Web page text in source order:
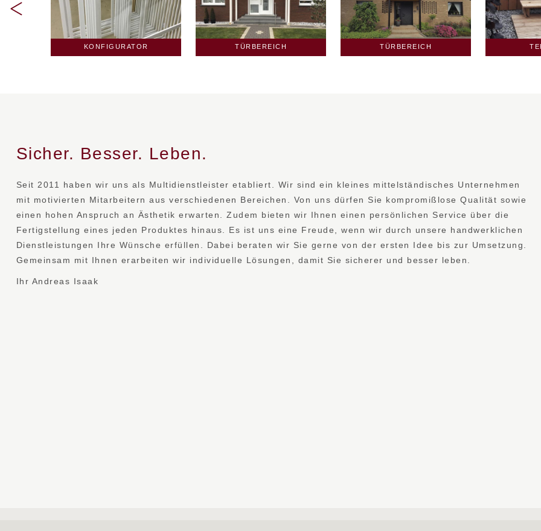
TÜRBEREICH TÜRBEREICH TERRASSE
Sicher. Besser. Leben.
Seit 2011 haben wir uns als Multidienstleister etabliert. Wir sind ein kleines mittelständisches Unternehmen
mit motivierten Mitarbeitern aus verschiedenen Bereichen. Von uns dürfen Sie kompromißlose Qualität sowie
einen hohen Anspruch an Ästhetik erwarten. Zudem bieten wir Ihnen einen persönlichen Service über die
Fertigstellung eines jeden Produktes hinaus. Es ist uns eine Freude, wenn wir durch unsere handwerklichen
Dienstleistungen Ihre Wünsche erfüllen. Dabei beraten wir Sie gerne von der ersten Idee bis zur Umsetzung.
Gemeinsam mit Ihnen erarbeiten wir individuelle Lösungen, damit Sie sicherer und besser leben.
Ihr Andreas Isaak